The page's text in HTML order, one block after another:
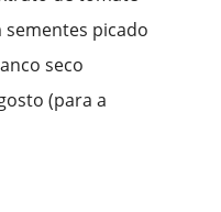
picado
seco
(para a